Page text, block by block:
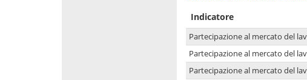
Indicatore
Partecipazione al mercato del
Partecipazione al mercato del
Partecipazione al mercato del